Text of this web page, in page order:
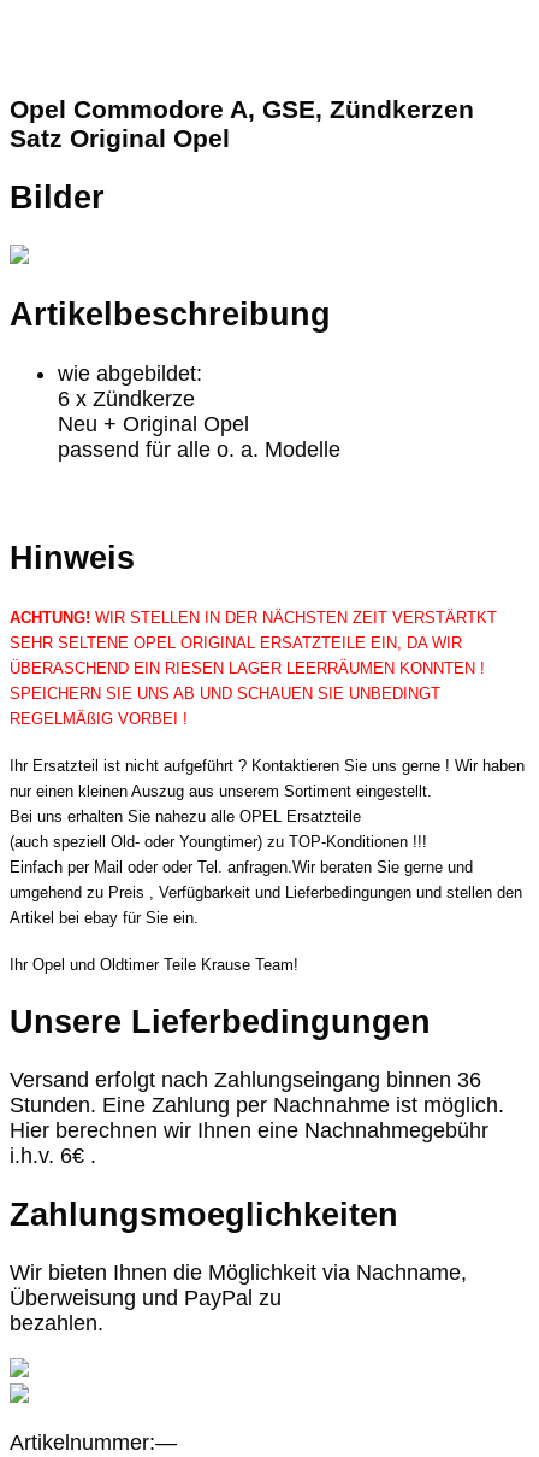
Opel Commodore A, GSE, Zündkerzen
Satz Original Opel
Bilder
Artikelbeschreibung
wie abgebildet:
6 x Zündkerze
Neu + Original Opel
passend für alle o. a. Modelle
Hinweis
ACHTUNG! WIR STELLEN IN DER NÄCHSTEN ZEIT VERSTÄRTKT
SEHR SELTENE OPEL ORIGINAL ERSATZTEILE EIN, DA WIR
ÜBERASCHEND EIN RIESEN LAGER LEERRÄUMEN KONNTEN !
SPEICHERN SIE UNS AB UND SCHAUEN SIE UNBEDINGT
REGELMÄßIG VORBEI !
Ihr Ersatzteil ist nicht aufgeführt ? Kontaktieren Sie uns gerne ! Wir haben
nur einen kleinen Auszug aus unserem Sortiment eingestellt.
Bei uns erhalten Sie nahezu alle OPEL Ersatzteile
(auch speziell Old- oder Youngtimer) zu TOP-Konditionen !!!
Einfach per Mail oder oder Tel. anfragen.Wir beraten Sie gerne und
umgehend zu Preis , Verfügbarkeit und Lieferbedingungen und stellen den
Artikel bei ebay für Sie ein.
Ihr Opel und Oldtimer Teile Krause Team!
Unsere Lieferbedingungen
Versand erfolgt nach Zahlungseingang binnen 36
Stunden. Eine Zahlung per Nachnahme ist möglich.
Hier berechnen wir Ihnen eine Nachnahmegebühr
i.h.v. 6€ .
Zahlungsmoeglichkeiten
Wir bieten Ihnen die Möglichkeit via Nachname,
Überweisung und PayPal zu
bezahlen.
Artikelnummer:—